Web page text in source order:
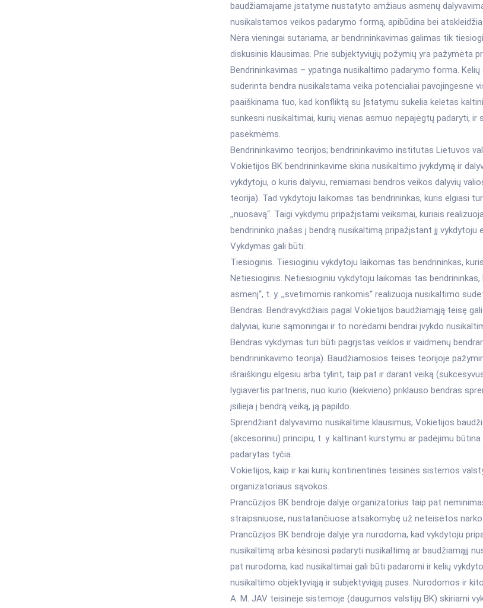
baudžiamajame įstatyme nustatyto amžiaus asmenų
nusikalstamos veikos padarymo formą, apibūdina bei
Nėra vieningai sutariama, ar bendrininkavimas galimas tik
diskusinis klausimas. Prie subjektyviųjų požymių yra pažymėta
Bendrininkavimas – ypatinga nusikaltimo padarymo forma.
suderinta bendra nusikalstama veika potencialiai pavojingesnė
paaiškinama tuo, kad konfliktą su Įstatymu sukelia keletas
sunkesni nusikaltimai, kurių vienas asmuo nepajėgtų padaryti,
pasekmėms.
Bendrininkavimo teorijos; bendrininkavimo institutas Lietuvos
Vokietijos BK bendrininkavime skiria nusikaltimo įvykdymą ir
vykdytoju, o kuris dalyviu, remiamasi bendros veikos dalyvių
teorija). Tad vykdytoju laikomas tas bendrininkas, kuris elgiasi
,,nuosavą“. Taigi vykdymu pripažįstami veiksmai, kuriais
bendrininko įnašas į bendrą nusikaltimą pripažįstant jį vykdytoju
Vykdymas gali būti:
Tiesioginis. Tiesioginiu vykdytoju laikomas tas bendrininkas,
Netiesioginis. Netiesioginiu vykdytoju laikomas tas
asmenį“, t. y. ,,svetimomis rankomis“ realizuoja nusikaltimo
Bendras. Bendravykdžiais pagal Vokietijos baudžiamąją teisę
dalyviai, kurie sąmoningai ir to norėdami bendrai įvykdo
Bendras vykdymas turi būti pagrįstas veiklos ir vaidmenų
bendrininkavimo teorija). Baudžiamosios teisės teorijoje
išraiškingu elgesiu arba tylint, taip pat ir darant veiką
lygiavertis partneris, nuo kurio (kiekvieno) priklauso bendras
įsilieja į bendrą veiką, ją papildo.
Sprendžiant dalyvavimo nusikaltime klausimus, Vokietijos
(akcesoriniu) principu, t. y. kaltinant kurstymu ar padėjimu
padarytas tyčia.
Vokietijos, kaip ir kai kurių kontinentinės teisinės sistemos
organizatoriaus sąvokos.
Prancūzijos BK bendroje dalyje organizatorius taip pat
straipsniuose, nustatančiuose atsakomybę už neteisėtos
Prancūzijos BK bendroje dalyje yra nurodoma, kad vykdytoju
nusikaltimą arba kėsinosi padaryti nusikaltimą ar baudžiamąjį
pat nurodoma, kad nusikaltimai gali būti padaromi ir kelių
nusikaltimo objektyviąją ir subjektyviąją puses. Nurodomos ir
A. M. JAV teisinėje sistemoje (daugumos valstijų BK) skiriami